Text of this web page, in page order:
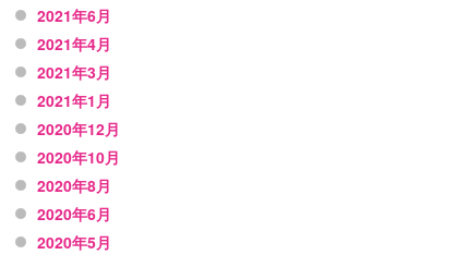
2021年6月
2021年4月
2021年3月
2021年1月
2020年12月
2020年10月
2020年8月
2020年6月
2020年5月